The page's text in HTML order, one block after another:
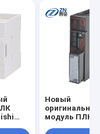
Новый
модуль ПЛК